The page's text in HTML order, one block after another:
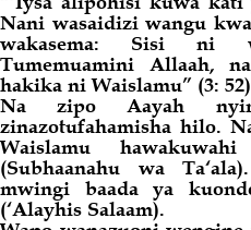
Nani wasaidizi wangu
wakasema: Sisi ni
Tumemuamini Allaah,
hakika ni Waislamu” (3:
Na zipo Aayah
zinazotufahamishahilo.
Waislamu
(Subhaanahu wa
mwingi baada ya
(‘Alayhis Salaam).